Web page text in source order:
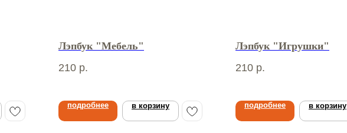
Лэпбук "Мебель"
210 р.
подробнее в корзину
Лэпбук "Игрушки"
210 р.
подробнее в корзину